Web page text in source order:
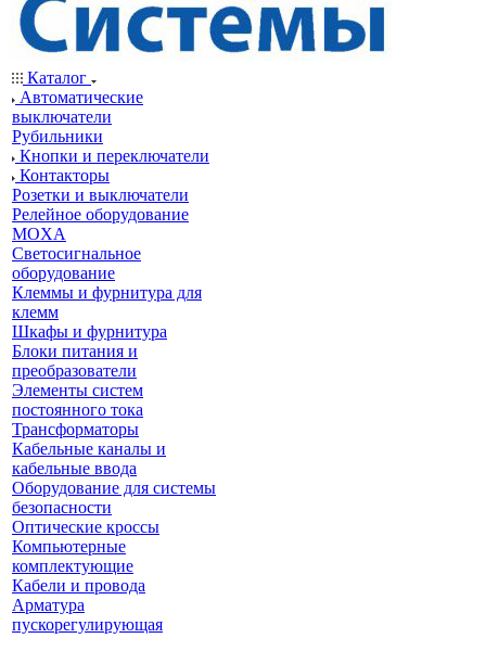
Каталог
Автоматические
выключатели
Рубильники
Кнопки и переключатели
Контакторы
Розетки и выключатели
Релейное оборудование
MOXA
Светосигнальное
оборудование
Клеммы и фурнитура для
клемм
Шкафы и фурнитура
Блоки питания и
преобразователи
Элементы систем
постоянного тока
Трансформаторы
Кабельные каналы и
кабельные ввода
Оборудование для системы
безопасности
Оптические кроссы
Компьютерные
комплектующие
Кабели и провода
Арматура
пускорегулирующая